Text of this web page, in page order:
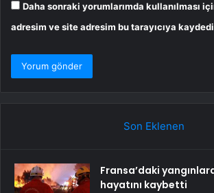
Daha sonraki yorumlarımda kullanılması
adresim ve site adresim bu tarayıcıya
Son Eklenen
Fransa’daki
hayatını kaybetti